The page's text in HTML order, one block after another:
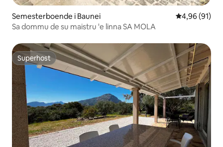
Semesterboende i Baunei 4,96 av 5 i
4,96 (91)
Sa dommu de su maistru 'e linna SA MOLA
Superhost
Superhost